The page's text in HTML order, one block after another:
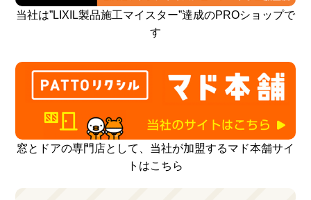
当社は”LIXIL製品施工マイスター”達成のPROショップで
す
窓とドアの専門店として、当社が加盟するマド本舗サイ
トはこちら